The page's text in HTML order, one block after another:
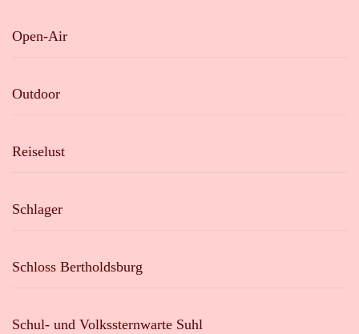
Open-Air
Outdoor
Reiselust
Schlager
Schloss Bertholdsburg
Schul- und Volkssternwarte Suhl